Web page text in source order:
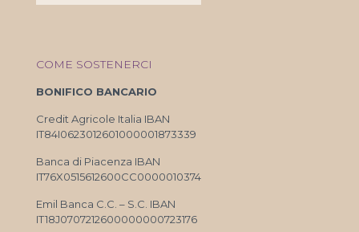
COME SOSTENERCI
BONIFICO BANCARIO
Credit Agricole Italia IBAN
IT84I0623012601000001873339
Banca di Piacenza IBAN
IT76X0515612600CC0000010374
Emil Banca C.C. – S.C. IBAN
IT18J0707212600000000723176